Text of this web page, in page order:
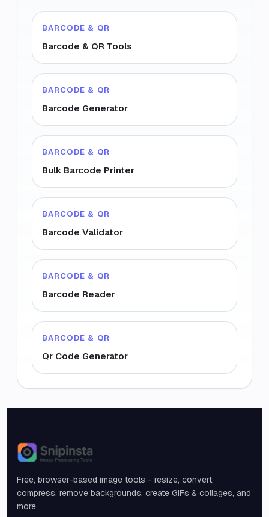
BARCODE & QR
Barcode & QR Tools
BARCODE & QR
Barcode Generator
BARCODE & QR
Bulk Barcode Printer
BARCODE & QR
Barcode Validator
BARCODE & QR
Barcode Reader
BARCODE & QR
Qr Code Generator
Snipinsta
Free, browser-based image tools - resize, convert,
compress, remove backgrounds, create GIFs & collages, and
more.